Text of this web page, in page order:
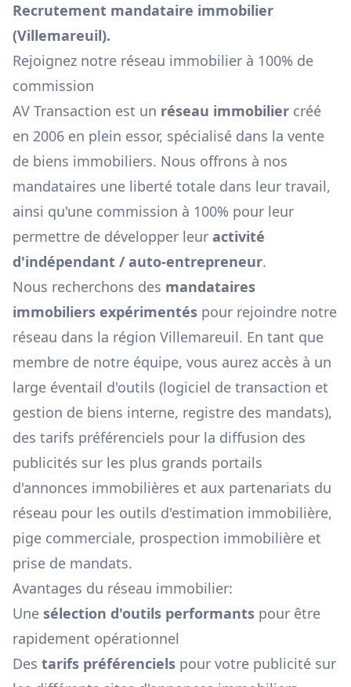
Recrutement mandataire immobilier
(Villemareuil).
Rejoignez notre réseau immobilier à 100% de
commission
AV Transaction est un réseau immobilier créé
en 2006 en plein essor, spécialisé dans la vente
de biens immobiliers. Nous offrons à nos
mandataires une liberté totale dans leur travail,
ainsi qu'une commission à 100% pour leur
permettre de développer leur activité
d'indépendant / auto-entrepreneur.
Nous recherchons des mandataires
immobiliers expérimentés pour rejoindre notre
réseau dans la région Villemareuil. En tant que
membre de notre équipe, vous aurez accès à un
large éventail d'outils (logiciel de transaction et
gestion de biens interne, registre des mandats),
des tarifs préférenciels pour la diffusion des
publicités sur les plus grands portails
d'annonces immobilières et aux partenariats du
réseau pour les outils d'estimation immobilière,
pige commerciale, prospection immobilière et
prise de mandats.
Avantages du réseau immobilier:
Une sélection d'outils performants pour être
rapidement opérationnel
Des tarifs préférenciels pour votre publicité sur